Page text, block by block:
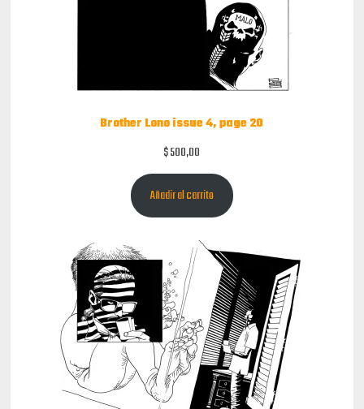
Brother Lono issue 4, page 20
$500,00
Añadir al carrito